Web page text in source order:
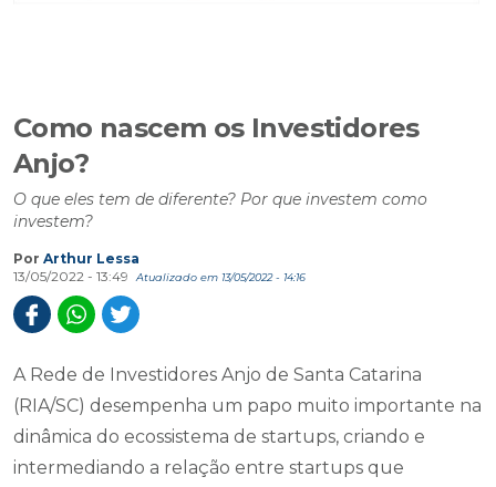
Como nascem os Investidores
Anjo?
O que eles tem de diferente? Por que investem como
investem?
Por Arthur Lessa
13/05/2022 - 13:49
Atualizado em 13/05/2022 - 14:16
A Rede de Investidores Anjo de Santa Catarina
(RIA/SC) desempenha um papo muito importante na
dinâmica do ecossistema de startups, criando e
intermediando a relação entre startups que